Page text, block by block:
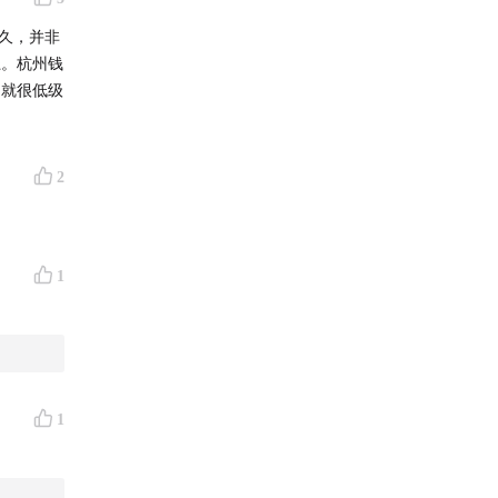
，并非
杭州钱
很低级
2
1
1